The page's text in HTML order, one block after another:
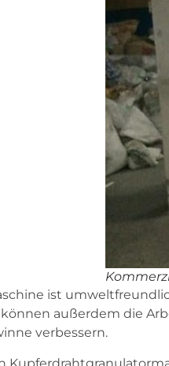
ist
außerdem die
verbessern.